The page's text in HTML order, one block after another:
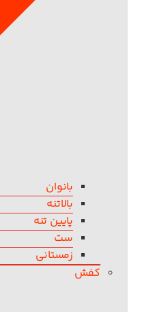
بانوان
بالاتنه
پایین تنه
ست
زمستانی
کفش